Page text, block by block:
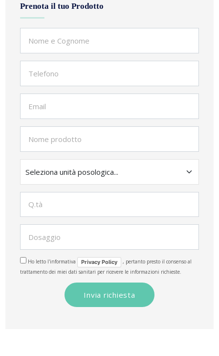
Prenota il tuo Prodotto
Ho letto l'informativa Privacy Policy
, pertanto presto il consenso al
trattamento dei miei dati sanitari per ricevere le informazioni richieste.